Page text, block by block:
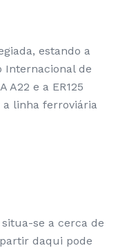
estando a
Internacional de
A22 e a ER125
a linha ferroviária
se a cerca de
daqui pode